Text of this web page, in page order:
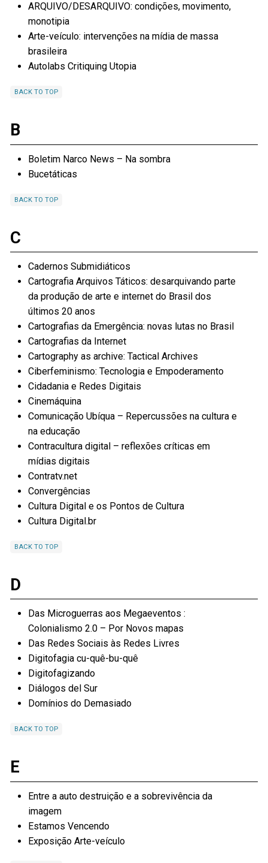
ARQUIVO/DESARQUIVO: condições, movimento,
monotipia
Arte-veículo: intervenções na mídia de massa
brasileira
Autolabs Critiquing Utopia
BACK TO TOP
B
Boletim Narco News – Na sombra
Bucetáticas
BACK TO TOP
C
Cadernos Submidiáticos
Cartografia Arquivos Táticos: desarquivando parte
da produção de arte e internet do Brasil dos
últimos 20 anos
Cartografias da Emergência: novas lutas no Brasil
Cartografias da Internet
Cartography as archive: Tactical Archives
Ciberfeminismo: Tecnologia e Empoderamento
Cidadania e Redes Digitais
Cinemáquina
Comunicação Ubíqua – Repercussões na cultura e
na educação
Contracultura digital – reflexões críticas em
mídias digitais
Contratv.net
Convergências
Cultura Digital e os Pontos de Cultura
Cultura Digital.br
BACK TO TOP
D
Das Microguerras aos Megaeventos :
Colonialismo 2.0 – Por Novos mapas
Das Redes Sociais às Redes Livres
Digitofagia cu-quê-bu-quê
Digitofagizando
Diálogos del Sur
Domínios do Demasiado
BACK TO TOP
E
Entre a auto destruição e a sobrevivência da
imagem
Estamos Vencendo
Exposição Arte-veículo